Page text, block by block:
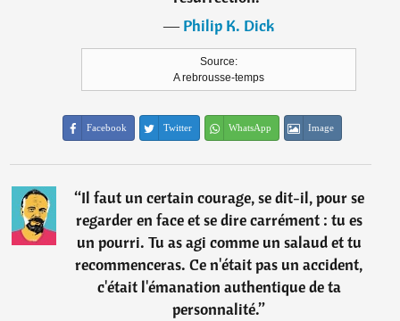
―Philip K. Dick
Source:
A rebrousse-temps
Facebook Twitter WhatsApp Image
“Il faut un certain courage, se dit-il, pour se
regarder en face et se dire carrément : tu es
un pourri. Tu as agi comme un salaud et tu
recommenceras. Ce n'était pas un accident,
c'était l'émanation authentique de ta
personnalité.”